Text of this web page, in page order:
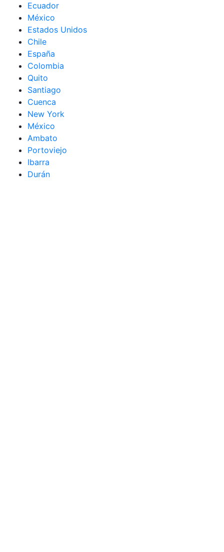
Ecuador
México
Estados Unidos
Chile
España
Colombia
Quito
Santiago
Cuenca
New York
México
Ambato
Portoviejo
Ibarra
Durán